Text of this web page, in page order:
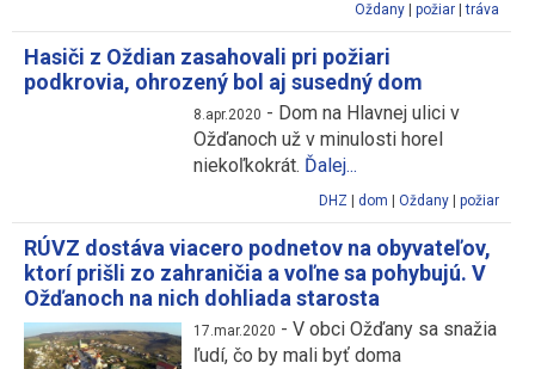
Oždany požiar |tráva
Hasiči z Oždian zasahovali pri požiari
podkrovia, ohrozený bol aj susedný dom
8.apr.2020 - Dom na Hlavnej ulici v
Ožďanoch už v minulosti horel
niekoľkokrát. Ďalej...
DHZ dom Oždany požiar
RÚVZ dostáva viacero podnetov na obyvateľov,
ktorí prišli zo zahraničia a voľne sa pohybujú. V
Ožďanoch na nich dohliada starosta
17.mar.2020 - V obci Ožďany sa snažia
ľudí, čo by mali byť doma